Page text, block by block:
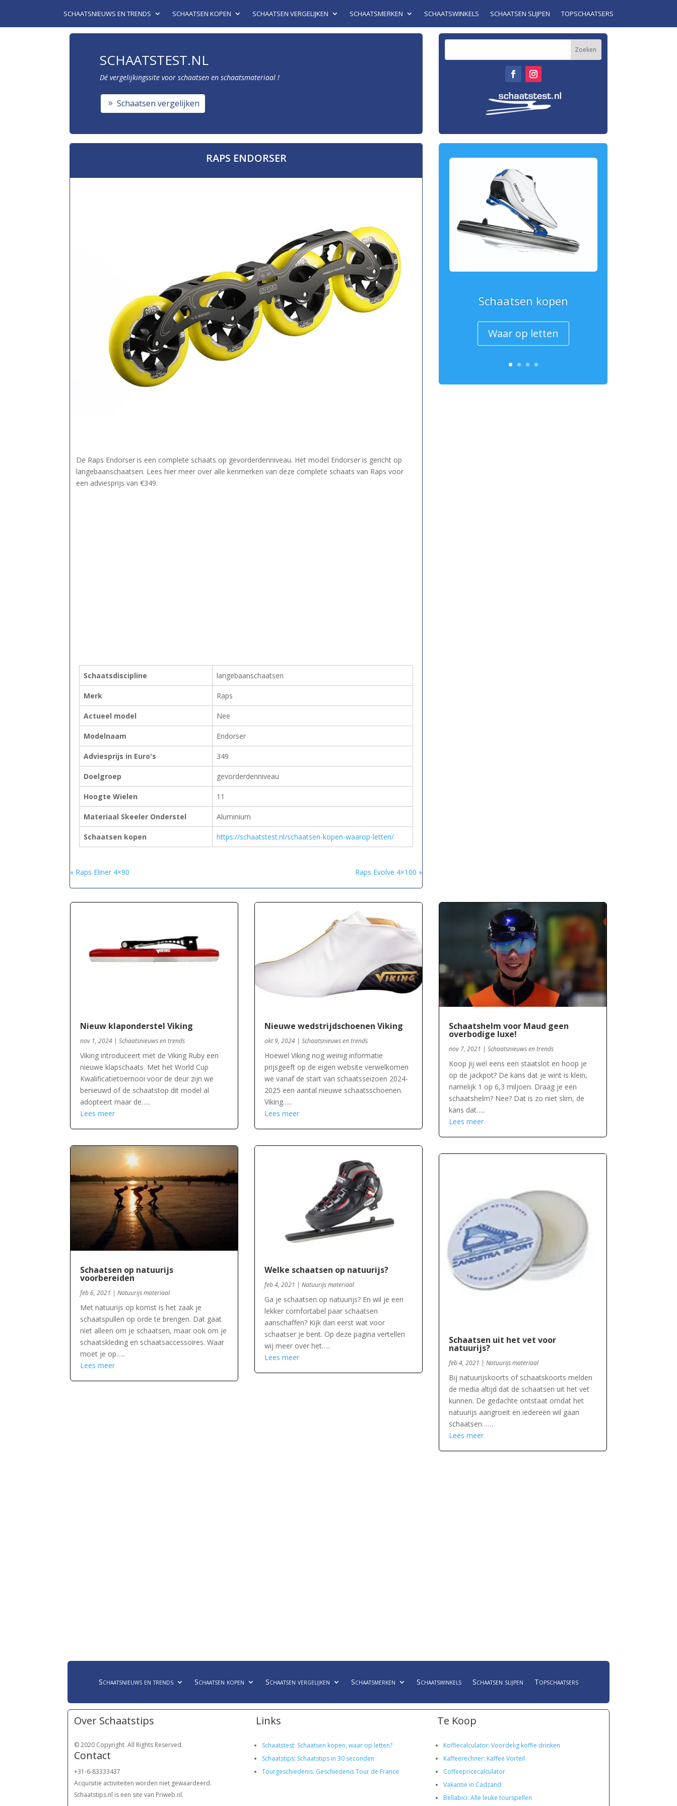
SCHAATSNIEUWS EN TRENDS SCHAATSEN KOPEN SCHAATSEN VERGELIJKEN SCHAATSMERKEN SCHAATSWINKELS SCHAATSEN SLIJPEN TOPSCHAATSERS
SCHAATSTEST.NL
Dé vergelijkingssite voor schaatsen en schaatsmateriaal !
Schaatsen vergelijken
RAPS ENDORSER
De Raps Endorser is een complete schaats op gevorderdenniveau. Het model Endorser is gericht op
langebaanschaatsen. Lees hier meer over alle kenmerken van deze complete schaats van Raps voor
een adviesprijs van €349.
Schaatsdiscipline langebaanschaatsen
Merk Raps
Actueel model Nee
Modelnaam Endorser
Adviesprijs in Euro's 349
Doelgroep gevorderdenniveau
Hoogte Wielen 11
Materiaal Skeeler Onderstel Aluminium
Schaatsen kopen https://schaatstest.nl/schaatsen-kopen-waarop-letten/
« Raps Eliner 4×90 Raps Evolve 4×100 »
Schaatsen kopen
Waar op letten
Nieuw klaponderstel Viking
nov 1, 2024 |Schaatsnieuws en trends
Viking introduceert met de Viking Ruby een
nieuwe klapschaats. Met het World Cup
Kwalificatietoernooi voor de deur zijn we
benieuwd of de schaatstop dit model al
adopteert maar de…..
Lees meer
Schaatsen op natuurijs
voorbereiden
feb 6, 2021 |Natuurijs materiaal
Met natuurijs op komst is het zaak je
schaatspullen op orde te brengen. Dat gaat
niet alleen om je schaatsen, maar ook om je
schaatskleding en schaatsaccessoires. Waar
moet je op…..
Lees meer
Nieuwe wedstrijdschoenen Viking
okt 9, 2024 |Schaatsnieuws en trends
Hoewel Viking nog weinig informatie
prijsgeeft op de eigen website verwelkomen
we vanaf de start van schaatsseizoen 2024-
2025 een aantal nieuwe schaatsschoenen.
Viking…..
Lees meer
Welke schaatsen op natuurijs?
feb 4, 2021 |Natuurijs materiaal
Ga je schaatsen op natuurijs? En wil je een
lekker comfortabel paar schaatsen
aanschaffen? Kijk dan eerst wat voor
schaatser je bent. Op deze pagina vertellen
wij meer over het…..
Lees meer
Schaatshelm voor Maud geen
overbodige luxe!
nov 7, 2021 | Schaatsnieuws en trends
Koop jij wel eens een staatslot en hoop je
op de jackpot? De kans dat je wint is klein,
namelijk 1 op 6,3 miljoen. Draag je een
schaatshelm? Nee? Dat is zo niet slim, de
kans dat…..
Lees meer
Schaatsen uit het vet voor
natuurijs?
feb 4, 2021 | Natuurijs materiaal
Bij natuurijskoorts of schaatskoorts melden
de media altijd dat de schaatsen uit het vet
kunnen. De gedachte ontstaat omdat het
natuurijs aangroeit en iedereen wil gaan
schaatsen……
Lees meer
Schaatsnieuws en trends Schaatsen kopen Schaatsen vergelijken Schaatsmerken Schaatswinkels Schaatsen slijpen Topschaatsers
Over Schaatstips
© 2020 Copyright. All Rights Reserved.
Contact
+31-6-83333437
Acquisitie activiteiten worden niet gewaardeerd.
Schaatstips.nl is een site van Priweb.nl.
Links
Schaatstest: Schaatsen kopen, waar op letten?
Schaatstips: Schaatstips in 30 seconden
Tourgeschiedenis: Geschiedenis Tour de France
Te Koop
Koffiecalculator: Voordelig koffie drinken
Kaffeerechner: Kaffee Vorteil
Coffeepricecalculator
Vakantie in Cadzand
Bellabici: Alle leuke tourspellen